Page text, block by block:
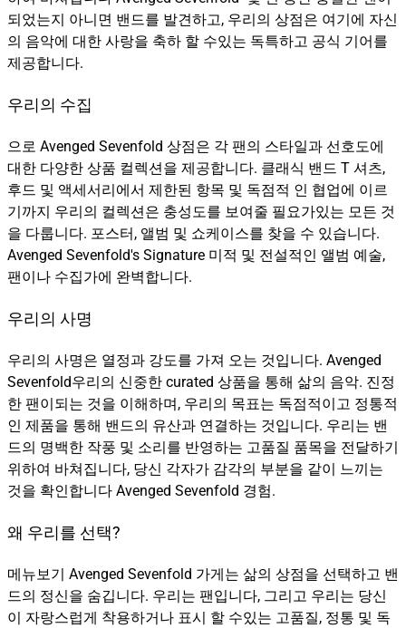
되었는지 아니면 밴드를 발견하고, 우리의 상점은 여기에 자신
의 음악에 대한 사랑을 축하 할 수있는 독특하고 공식 기어를
제공합니다.
우리의 수집
으로 Avenged Sevenfold 상점은 각 팬의 스타일과 선호도에
대한 다양한 상품 컬렉션을 제공합니다. 클래식 밴드 T 셔츠,
후드 및 액세서리에서 제한된 항목 및 독점적 인 협업에 이르
기까지 우리의 컬렉션은 충성도를 보여줄 필요가있는 모든 것
을 다룹니다. 포스터, 앨범 및 쇼케이스를 찾을 수 있습니다.
Avenged Sevenfold's Signature 미적 및 전설적인 앨범 예술,
팬이나 수집가에 완벽합니다.
우리의 사명
우리의 사명은 열정과 강도를 가져 오는 것입니다. Avenged
Sevenfold우리의 신중한 curated 상품을 통해 삶의 음악. 진정
한 팬이되는 것을 이해하며, 우리의 목표는 독점적이고 정통적
인 제품을 통해 밴드의 유산과 연결하는 것입니다. 우리는 밴
드의 명백한 작풍 및 소리를 반영하는 고품질 품목을 전달하기
위하여 바쳐집니다, 당신 각자가 감각의 부분을 같이 느끼는
것을 확인합니다 Avenged Sevenfold 경험.
왜 우리를 선택?
메뉴보기 Avenged Sevenfold 가게는 삶의 상점을 선택하고 밴
드의 정신을 숨깁니다. 우리는 팬입니다, 그리고 우리는 당신
이 자랑스럽게 착용하거나 표시 할 수있는 고품질, 정통 및 독